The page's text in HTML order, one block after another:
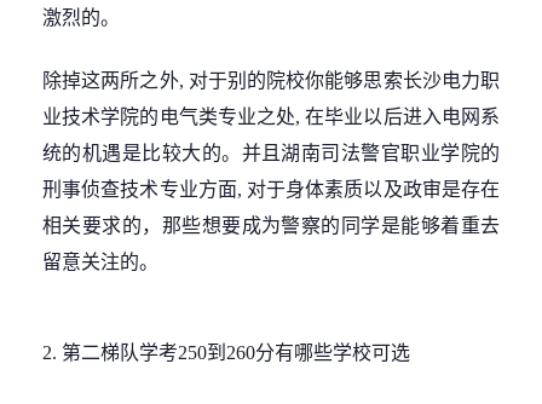
激烈的。
除掉这两所之外, 对于别的院校你能够思索长沙电力职
业技术学院的电气类专业之处, 在毕业以后进入电网系
统的机遇是比较大的。并且湖南司法警官职业学院的
刑事侦查技术专业方面, 对于身体素质以及政审是存在
相关要求的，那些想要成为警察的同学是能够着重去
留意关注的。
2. 第二梯队学考250到260分有哪些学校可选